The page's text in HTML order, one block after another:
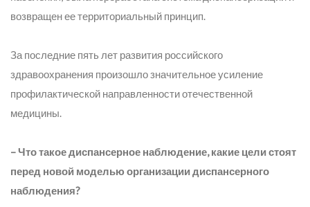
возвращен ее территориальный принцип.
За последние пять лет развития российского
здравоохранения произошло значительное усиление
профилактической направленности отечественной
медицины.
– Что такое диспансерное наблюдение, какие цели стоят
перед новой моделью организации диспансерного
наблюдения?